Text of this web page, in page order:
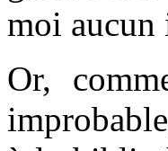
moi aucun
Or,